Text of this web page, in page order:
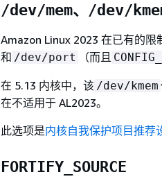
/dev/mem、 /dev/
Amazon Linux 2023 在已有的限
和 /dev/port （而且
在 5.13 内核中，该 /dev/kmem
在不适用于 AL2023。
此选项是内核自我保护项目推荐
FORTIFY_SOURCE